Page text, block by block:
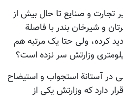
تجارت و صنایع تا حال بیش از
و شیرخان بندر با فاصلة
کرده، ولی حتا یک مرتبه هم
وزارتش سر نزده است؟
در آستانة استجواب و استیضاح
دارد که وزارتش یکی از